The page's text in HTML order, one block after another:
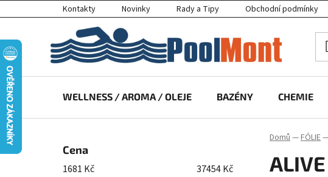
na
Kontakty Novinky Rady a Tipy Obchodní podmínky
WELLNESS / AROMA / OLEJE BAZÉNY CHEMIE
Cena
1681 Kč 37454Kč
Domů—FÓLIE
ALIVE